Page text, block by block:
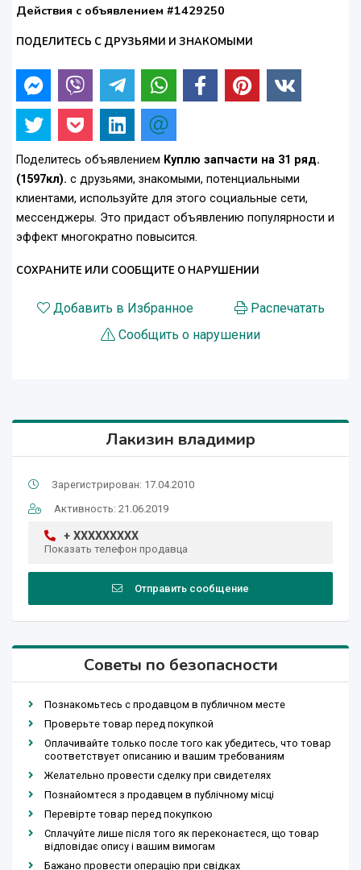
Действия с объявлением #1429250
ПОДЕЛИТЕСЬ С ДРУЗЬЯМИ И ЗНАКОМЫМИ
Поделитесь объявлением Куплю запчасти на 31 ряд.
(1597кл). с друзьями, знакомыми, потенциальными
клиентами, используйте для этого социальные сети,
мессенджеры. Это придаст объявлению популярности и
эффект многократно повысится.
СОХРАНИТЕ ИЛИ СООБЩИТЕ О НАРУШЕНИИ
Добавить в Избранное
Распечатать
Сообщить о нарушении
Лакизин владимир
Зарегистрирован: 17.04.2010
Активность: 21.06.2019
+ XXXXXXXXX
Показать телефон продавца
Отправить сообщение
Советы по безопасности
Познакомьтесь с продавцом в публичном месте
Проверьте товар перед покупкой
Оплачивайте только после того как убедитесь, что товар
соответствует описанию и вашим требованиям
Желательно провести сделку при свидетелях
Познайомтеся з продавцем в публічному місці
Перевірте товар перед покупкою
Сплачуйте лише після того як переконаєтеся, що товар
відповідає опису і вашим вимогам
Бажано провести операцію при свідках